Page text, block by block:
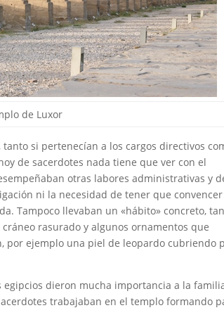
de Luxor
si pertenecían a los cargos directivos
de sacerdotes nada tiene que ver con el
otras labores administrativas y
ni la necesidad de tener que
Tampoco llevaban un «hábito» concreto,
rasurado y algunos ornamentos que
por ejemplo una piel de leopardo cubriendo
egipcios dieron mucha importancia a la
trabajaban en el templo formando